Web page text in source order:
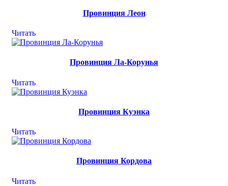
Провинция Леон
Читать
Провинция Ла-Корунья
Читать
Провинция Куэнка
Читать
Провинция Кордова
Читать